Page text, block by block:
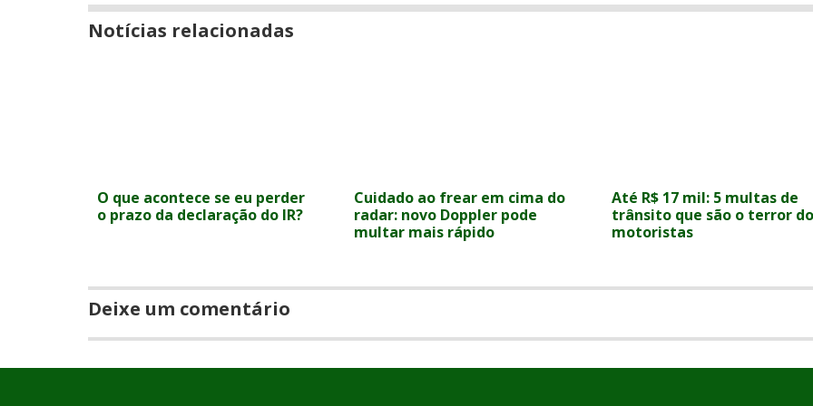
Notícias relacionadas
O que acontece se eu perder
o prazo da declaração do IR?
Cuidado ao frear em cima do
radar: novo Doppler pode
multar mais rápido
Até R$ 17 mil: 5 multas de
trânsito que são o terror
motoristas
Deixe um comentário